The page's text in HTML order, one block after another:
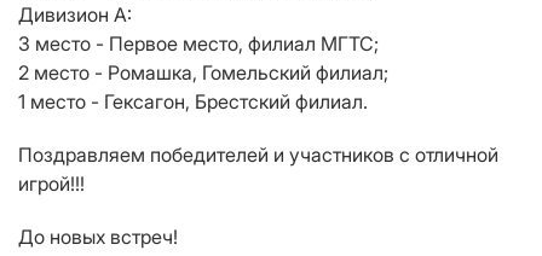
Дивизион А:
3 место - Первое место, филиал МГТС;
2 место - Ромашка, Гомельский филиал;
1 место - Гексагон, Брестский филиал.
Поздравляем победителей и участников с отличной
игрой!!!
До новых встреч!